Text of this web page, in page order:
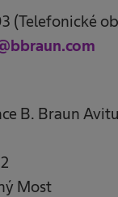
(Telefonické
B. Braun
Most